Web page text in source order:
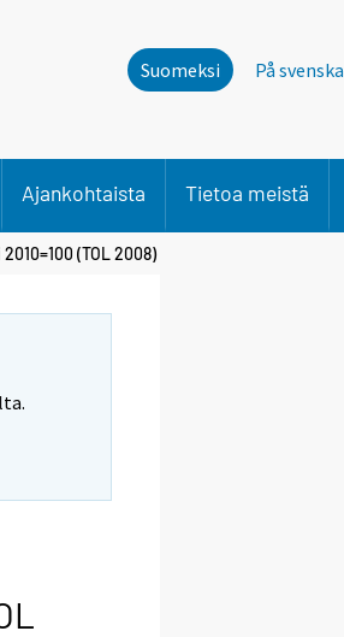
Suomeksi På svenska
Ajankohtaista Tietoa meistä
(TOL 2008)